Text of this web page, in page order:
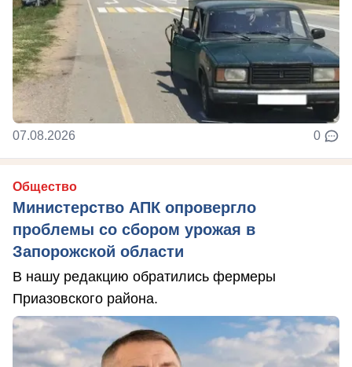
07.08.2026 0
Общество
Министерство АПК опровергло
проблемы со сбором урожая в
Запорожской области
В нашу редакцию обратились фермеры
Приазовского района.